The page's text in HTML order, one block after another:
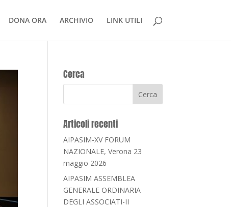
DONA ORA ARCHIVIO LINK UTILI
Cerca
Articoli recenti
AIPASIM-XV FORUM
NAZIONALE, Verona 23
maggio 2026
AIPASIM ASSEMBLEA
GENERALE ORDINARIA
DEGLI ASSOCIATI-II